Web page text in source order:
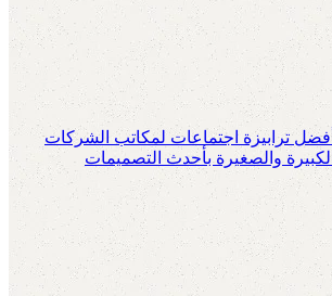
أفضل ترابيزة اجتماعات لمكاتب الشركات
الكبيرة والصغيرة بأحدث التصميمات